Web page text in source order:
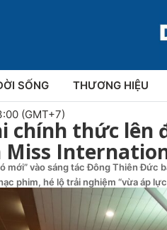
SỐNG THƯƠNG HIỆU
(GMT+7)
chính thức lên
Miss
mới” vào sáng tác Đông Thiên Đức
phim, hé lộ trải nghiệm “vừa áp